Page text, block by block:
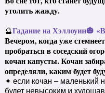
утолить жажду.
🔮Гадание на Хэллоуин🎃
Вечером, когда уже
пробраться в соседский
кочан капусты. Кочан
определяли, каким будет
✦ если кочан – маленький
будет невысоким и